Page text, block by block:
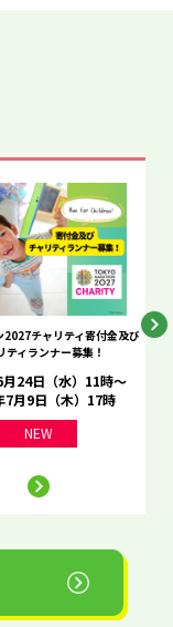
2027チャリティ寄付金及び
ティランナー募集！
24日（水）11時～
7月9日（木）17時
NEW